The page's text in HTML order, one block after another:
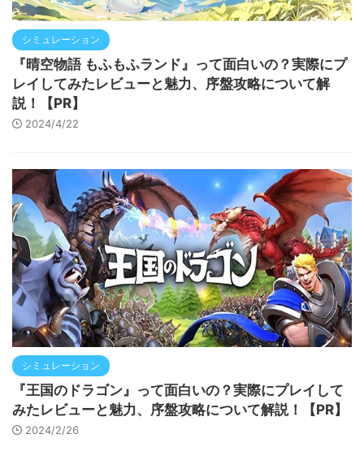
シミュレーション
『晴空物語 もふもふランド』って面白いの？実際にプ
レイしてみたレビューと魅力、序盤攻略について解
説！【PR】
2024/4/22
シミュレーション
『王国のドラゴン』って面白いの？実際にプレイして
みたレビューと魅力、序盤攻略について解説！【PR】
2024/2/26